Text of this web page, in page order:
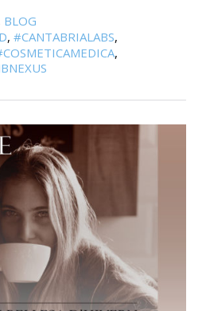
BLOG
, #CANTABRIALABS,
,